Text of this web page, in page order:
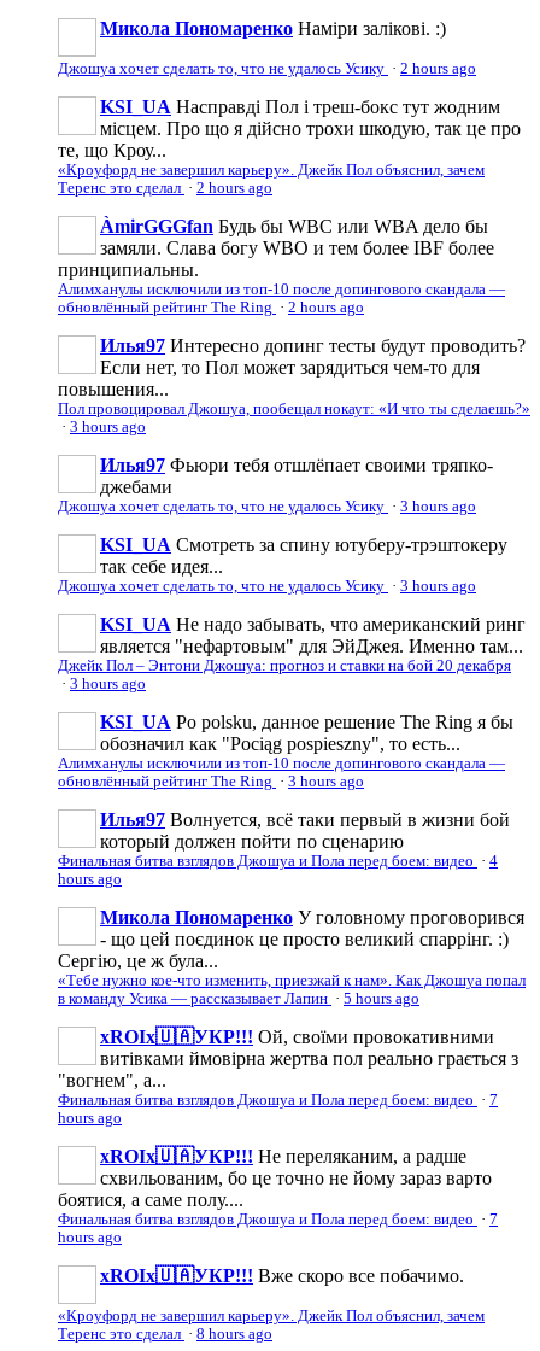
Микола Пономаренко Наміри залікові. :)
Джошуа хочет сделать то, что не удалось Усику · 2 hours ago
KSI_UA Насправді Пол і треш-бокс тут жодним
місцем. Про що я дійсно трохи шкодую, так це про
те, що Кроу...
«Кроуфорд не завершил карьеру». Джейк Пол объяснил, зачем
Теренс это сделал · 2 hours ago
ÀmirGGGfan Будь бы WBC или WBA дело бы
замяли. Слава богу WBO и тем более IBF более
принципиальны.
Алимханулы исключили из топ-10 после допингового скандала —
обновлённый рейтинг The Ring · 2 hours ago
Илья97 Интересно допинг тесты будут проводить?
Если нет, то Пол может зарядиться чем-то для
повышения...
Пол провоцировал Джошуа, пообещал нокаут: «И что ты сделаешь?»
· 3 hours ago
Илья97 Фьюри тебя отшлёпает своими тряпко-
джебами
Джошуа хочет сделать то, что не удалось Усику · 3 hours ago
KSI_UA Смотреть за спину ютуберу-трэштокеру
так себе идея...
Джошуа хочет сделать то, что не удалось Усику · 3 hours ago
KSI_UA Не надо забывать, что американский ринг
является "нефартовым" для ЭйДжея. Именно там...
Джейк Пол – Энтони Джошуа: прогноз и ставки на бой 20 декабря
· 3 hours ago
KSI_UA Po polsku, данное решение The Ring я бы
обозначил как "Pociąg pospieszny", то есть...
Алимханулы исключили из топ-10 после допингового скандала —
обновлённый рейтинг The Ring · 3 hours ago
Илья97 Волнуется, всё таки первый в жизни бой
который должен пойти по сценарию
Финальная битва взглядов Джошуа и Пола перед боем: видео · 4
hours ago
Микола Пономаренко У головному проговорився
- що цей поєдинок це просто великий спаррінг. :)
Сергію, це ж була...
«Тебе нужно кое-что изменить, приезжай к нам». Как Джошуа попал
в команду Усика — рассказывает Лапин · 5 hours ago
xROIx🇺🇦УКР!!! Ой, своїми провокативними
витівками ймовірна жертва пол реально грається з
"вогнем", а...
Финальная битва взглядов Джошуа и Пола перед боем: видео · 7
hours ago
xROIx🇺🇦УКР!!! Не переляканим, а радше
схвильованим, бо це точно не йому зараз варто
боятися, а саме полу....
Финальная битва взглядов Джошуа и Пола перед боем: видео · 7
hours ago
xROIx🇺🇦УКР!!! Вже скоро все побачимо.
«Кроуфорд не завершил карьеру». Джейк Пол объяснил, зачем
Теренс это сделал · 8 hours ago